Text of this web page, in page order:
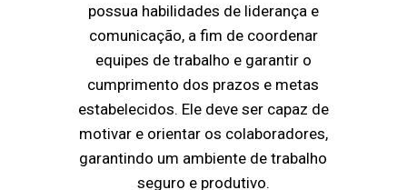
possua habilidades de liderança e
comunicação, a fim de coordenar
equipes de trabalho e garantir o
cumprimento dos prazos e metas
estabelecidos. Ele deve ser capaz de
motivar e orientar os colaboradores,
garantindo um ambiente de trabalho
seguro e produtivo.